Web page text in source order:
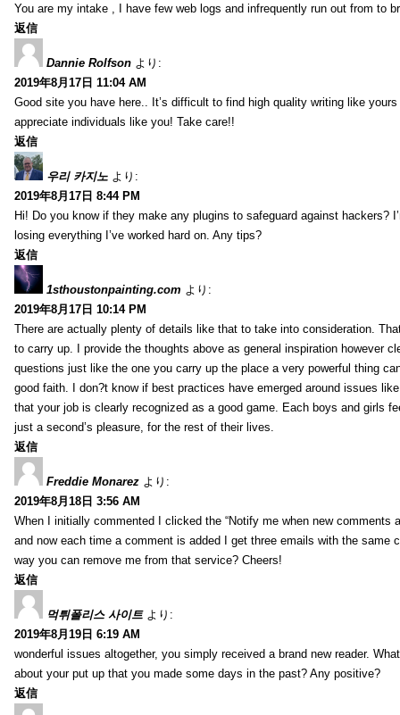
You are my intake , I have few web logs and infrequently run out from to
返信
Dannie Rolfson より:
2019年8月17日 11:04 AM
Good site you have here.. It’s difficult to find high quality writing like
appreciate individuals like you! Take care!!
返信
우리 카지노 より:
2019年8月17日 8:44 PM
Hi! Do you know if they make any plugins to safeguard against hackers?
losing everything I’ve worked hard on. Any tips?
返信
1sthoustonpainting.com より:
2019年8月17日 10:14 PM
There are actually plenty of details like that to take into consideration.
to carry up. I provide the thoughts above as general inspiration however
questions just like the one you carry up the place a very powerful thing
good faith. I don?t know if best practices have emerged around issues
that your job is clearly recognized as a good game. Each boys and girls
just a second’s pleasure, for the rest of their lives.
返信
Freddie Monarez より:
2019年8月18日 3:56 AM
When I initially commented I clicked the “Notify me when new comments
and now each time a comment is added I get three emails with the same
way you can remove me from that service? Cheers!
返信
먹튀폴리스 사이트 より:
2019年8月19日 6:19 AM
wonderful issues altogether, you simply received a brand new reader.
about your put up that you made some days in the past? Any positive?
返信